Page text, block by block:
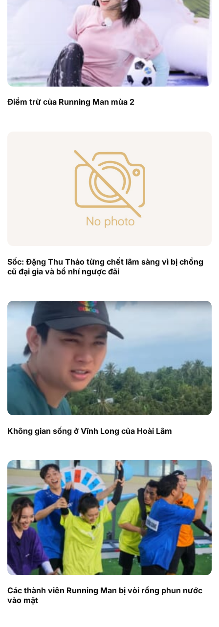
Điểm trừ của Running Man mùa 2
Sốc: Đặng Thu Thảo từng chết lâm sàng vì bị chồng
cũ đại gia và bồ nhí ngược đãi
Không gian sống ở Vĩnh Long của Hoài Lâm
Các thành viên Running Man bị vòi rồng phun nước
vào mặt